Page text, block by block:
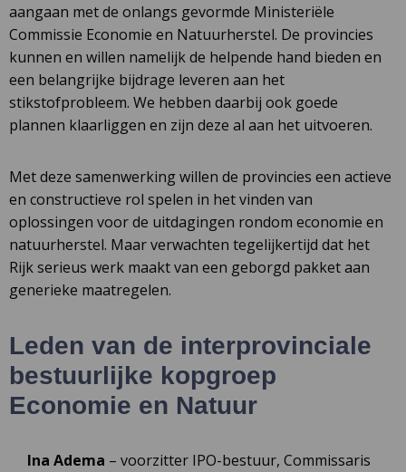
aangaan met de onlangs gevormde Ministeriële
Commissie Economie en Natuurherstel. De provincies
kunnen en willen namelijk de helpende hand bieden en
een belangrijke bijdrage leveren aan het
stikstofprobleem. We hebben daarbij ook goede
plannen klaarliggen en zijn deze al aan het uitvoeren.
Met deze samenwerking willen de provincies een actieve
en constructieve rol spelen in het vinden van
oplossingen voor de uitdagingen rondom economie en
natuurherstel. Maar verwachten tegelijkertijd dat het
Rijk serieus werk maakt van een geborgd pakket aan
generieke maatregelen.
Leden van de interprovinciale
bestuurlijke kopgroep
Economie en Natuur
Ina Adema – voorzitter IPO-bestuur, Commissaris